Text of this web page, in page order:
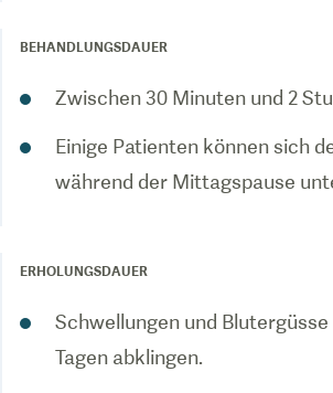
BEHANDLUNGSDAUER
Zwischen 30 Minuten und 2
Einige Patienten können sich
während der Mittagspause
ERHOLUNGSDAUER
Schwellungen und
Tagen abklingen.